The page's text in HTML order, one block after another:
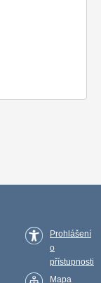
Prohlášení
o
přístupnosti
Mapa